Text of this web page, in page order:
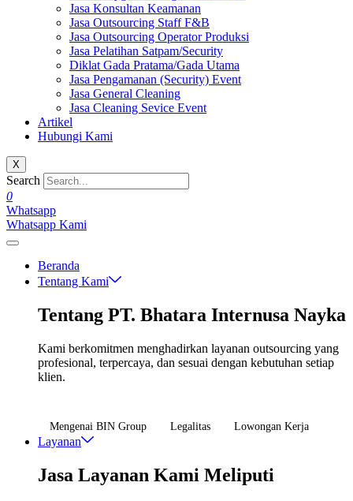
Jasa Konsultan Keamanan
Jasa Outsourcing Staff F&B
Jasa Outsourcing Operator Produksi
Jasa Pelatihan Satpam/Security
Diklat Gada Pratama/Gada Utama
Jasa Pengamanan (Security) Event
Jasa General Cleaning
Jasa Cleaning Sevice Event
Artikel
Hubungi Kami
X
Search
0
Whatsapp
Whatsapp Kami
Beranda
Tentang Kami
Tentang PT. Bhatara Internusa Nayka
Kami berkomitmen menghadirkan layanan outsourcing yang
profesional, terpercaya, dan sesuai dengan kebutuhan setiap
klien.
Mengenai BIN Group Legalitas Lowongan Kerja
Layanan
Jasa Layanan Kami Meliputi